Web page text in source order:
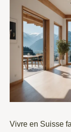
Vivre en Suisse